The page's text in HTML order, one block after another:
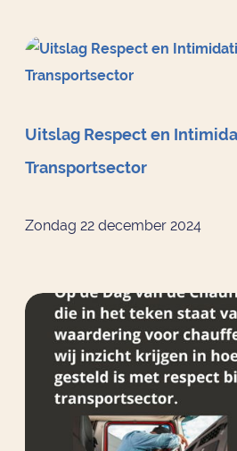
Uitslag Respect en
Transportsector
Zondag 22 december 2024